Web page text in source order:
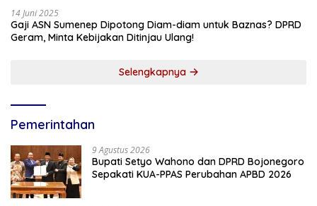
14 Juni 2025
Gaji ASN Sumenep Dipotong Diam-diam untuk Baznas? DPRD
Geram, Minta Kebijakan Ditinjau Ulang!
Selengkapnya
Pemerintahan
9 Agustus 2026
Bupati Setyo Wahono dan DPRD Bojonegoro
Sepakati KUA-PPAS Perubahan APBD 2026